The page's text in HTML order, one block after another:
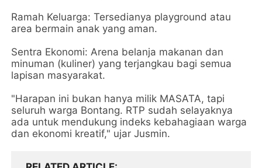
​Ramah Keluarga: Tersedianya playground atau
area bermain anak yang aman.
​Sentra Ekonomi: Arena belanja makanan dan
minuman (kuliner) yang terjangkau bagi semua
lapisan masyarakat.
​"Harapan ini bukan hanya milik MASATA, tapi
seluruh warga Bontang. RTP sudah selayaknya
ada untuk mendukung indeks kebahagiaan warga
dan ekonomi kreatif," ujar Jusmin.